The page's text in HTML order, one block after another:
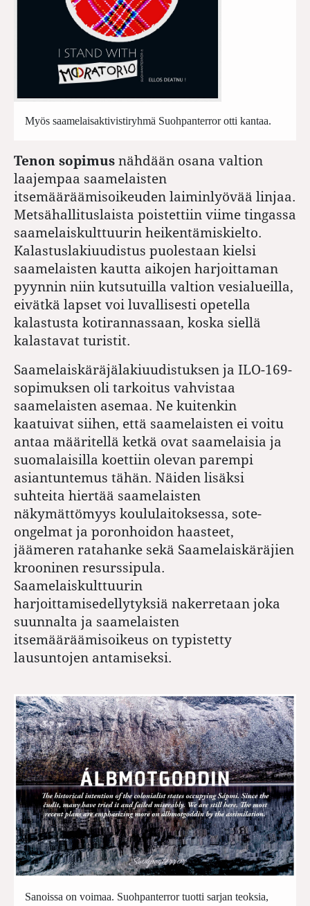
Myös saamelaisaktivistiryhmä Suohpanterror otti kantaa.
Tenon sopimus nähdään osana valtion
laajempaa saamelaisten
itsemääräämisoikeuden laiminlyövää linjaa.
Metsähallituslaista poistettiin viime tingassa
saamelaiskulttuurin heikentämiskielto.
Kalastuslakiuudistus puolestaan kielsi
saamelaisten kautta aikojen harjoittaman
pyynnin niin kutsutuilla valtion vesialueilla,
eivätkä lapset voi luvallisesti opetella
kalastusta kotirannassaan, koska siellä
kalastavat turistit.
Saamelaiskäräjälakiuudistuksen ja ILO-169-
sopimuksen oli tarkoitus vahvistaa
saamelaisten asemaa. Ne kuitenkin
kaatuivat siihen, että saamelaisten ei voitu
antaa määritellä ketkä ovat saamelaisia ja
suomalaisilla koettiin olevan parempi
asiantuntemus tähän. Näiden lisäksi
suhteita hiertää saamelaisten
näkymättömyys koululaitoksessa, sote-
ongelmat ja poronhoidon haasteet,
jäämeren ratahanke sekä Saamelaiskäräjien
krooninen resurssi­pula.
Saamelaiskulttuurin
harjoittamisedellytyksiä nakerretaan joka
suunnalta ja saamelaisten
itsemääräämisoikeus on typistetty
lausuntojen antamiseksi.
Sanoissa on voimaa. Suohpanterror tuotti sarjan teoksia,